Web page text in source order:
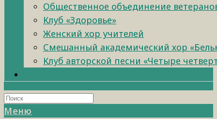
Общественное объединение
Клуб «Здоровье»
Женский хор учителей
Смешанный академический хор
Клуб авторской песни «Четыре
Меню